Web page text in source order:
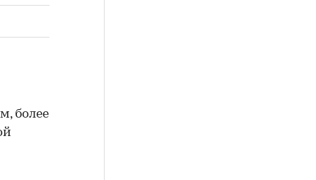
более